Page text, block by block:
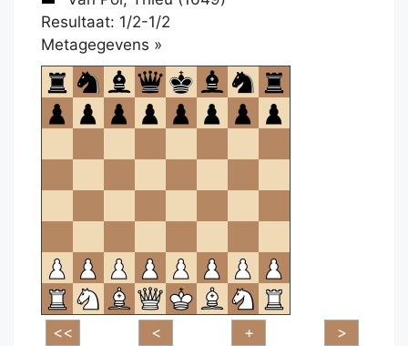
Resultaat: 1/2-1/2
Metagegevens »
om
te
openen.